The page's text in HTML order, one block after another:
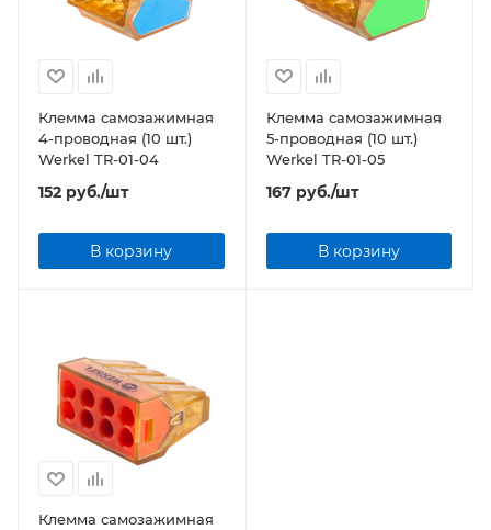
Клемма самозажимная
4-проводная (10 шт.)
Werkel TR-01-04
152 руб./шт
В корзину
Клемма самозажимная
5-проводная (10 шт.)
Werkel TR-01-05
167руб./шт
В корзину
Клемма самозажимная